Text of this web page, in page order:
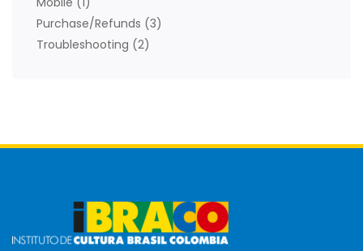
Purchase/Refunds (3)
Troubleshooting (2)